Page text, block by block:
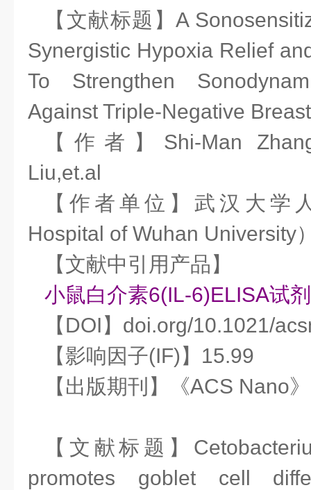
【文献标题】A
Synergistic Hypoxia Relief
To Strengthen
Against Triple-Negative
【作者】Shi-Man
Liu,et.al
【作者单位】武汉大学
Hospital of Wuhan University
【文献中引用产品】
小鼠白介素6(IL-6)ELISA试
【DOI】doi.org/10.1021/
【影响因子(IF)】15.99
【出版期刊】《ACS Nano》
【文献标题】
promotes goblet cell